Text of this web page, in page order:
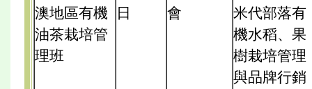
澳地區有機
油茶栽培管
理班
日
會
米代部落有
機水稻、果
樹栽培管理
與品牌行銷